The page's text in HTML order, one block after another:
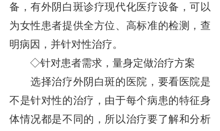
备，有外阴白斑诊疗现代化医疗设备，可以
为女性患者提供全方位、高标准的检测，查
明病因，并针对性治疗。
◇针对患者需求，量身定做治疗方案
选择治疗外阴白斑的医院，要看医院是
不是针对性的治疗，由于每个病患的特征身
体情况都是不同的，所以治疗要了解和分析